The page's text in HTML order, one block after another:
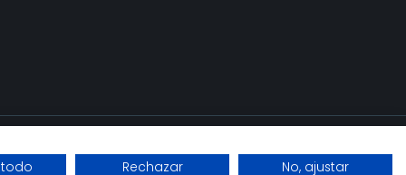
Rechazar No, ajustar